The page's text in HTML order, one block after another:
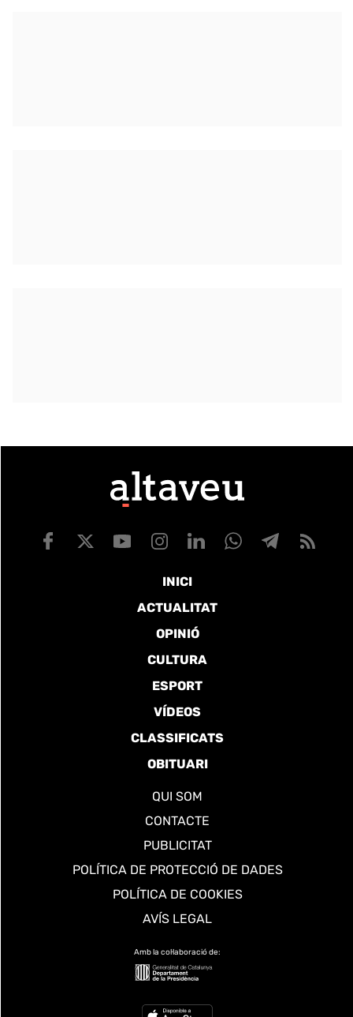
INICI
ACTUALITAT
OPINIÓ
CULTURA
ESPORT
VÍDEOS
CLASSIFICATS
OBITUARI
QUI SOM
CONTACTE
PUBLICITAT
POLÍTICA DE PROTECCIÓ DE DADES
POLÍTICA DE COOKIES
AVÍS LEGAL
Amb la col·laboració de: